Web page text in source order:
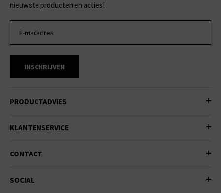
nieuwste producten en acties!
INSCHRIJVEN
PRODUCTADVIES
KLANTENSERVICE
CONTACT
SOCIAL